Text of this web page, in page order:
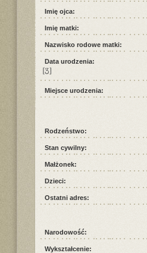
Imię ojca:
Imię matki:
Nazwisko rodowe matki:
Data urodzenia:
[3]
Miejsce urodzenia:
Rodzeństwo:
Stan cywilny:
Małżonek:
Dzieci:
Ostatni adres:
Narodowość:
Wykształcenie: